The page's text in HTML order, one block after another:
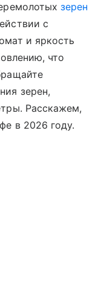
зерен
с
и яркость
что
зерен,
Расскажем,
в 2026 году.